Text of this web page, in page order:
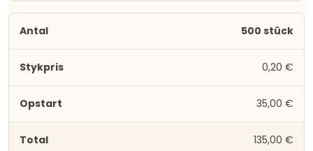
500 stück
0,20 €
35,00 €
135,00 €